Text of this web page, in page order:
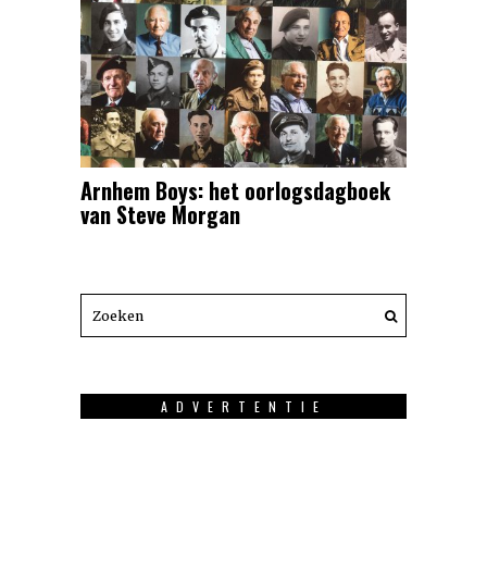
Arnhem Boys: het oorlogsdagboek
van Steve Morgan
ADVERTENTIE